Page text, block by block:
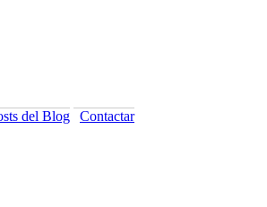
del Blog Contactar